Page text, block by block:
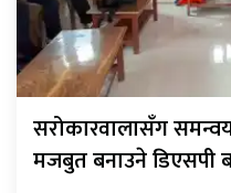
सरोकारवालासँग
मजबुत बनाउने डिएसपी